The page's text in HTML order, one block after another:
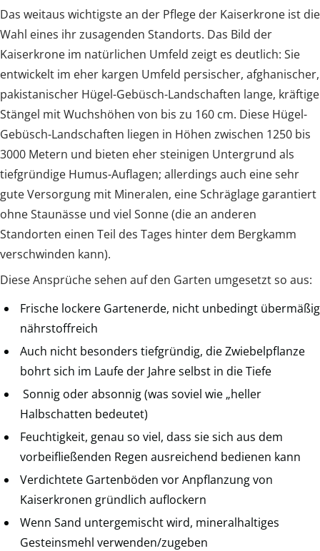
Das weitaus wichtigste an der Pflege der Kaiserkrone ist die
Wahl eines ihr zusagenden Standorts. Das Bild der
Kaiserkrone im natürlichen Umfeld zeigt es deutlich: Sie
entwickelt im eher kargen Umfeld persischer, afghanischer,
pakistanischer Hügel-Gebüsch-Landschaften lange, kräftige
Stängel mit Wuchshöhen von bis zu 160 cm. Diese Hügel-
Gebüsch-Landschaften liegen in Höhen zwischen 1250 bis
3000 Metern und bieten eher steinigen Untergrund als
tiefgründige Humus-Auflagen; allerdings auch eine sehr
gute Versorgung mit Mineralen, eine Schräglage garantiert
ohne Staunässe und viel Sonne (die an anderen
Standorten einen Teil des Tages hinter dem Bergkamm
verschwinden kann).
Diese Ansprüche sehen auf den Garten umgesetzt so aus:
Frische lockere Gartenerde, nicht unbedingt übermäßig
nährstoffreich
Auch nicht besonders tiefgründig, die Zwiebelpflanze
bohrt sich im Laufe der Jahre selbst in die Tiefe
Sonnig oder absonnig (was soviel wie „heller
Halbschatten bedeutet)
Feuchtigkeit, genau so viel, dass sie sich aus dem
vorbeifließenden Regen ausreichend bedienen kann
Verdichtete Gartenböden vor Anpflanzung von
Kaiserkronen gründlich auflockern
Wenn Sand untergemischt wird, mineralhaltiges
Gesteinsmehl verwenden/zugeben